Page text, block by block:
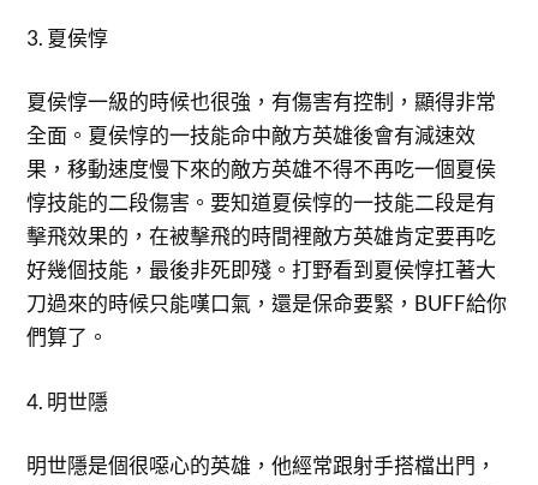
3. 夏侯惇
夏侯惇一級的時候也很強，有傷害有控制，顯得非常
全面。夏侯惇的一技能命中敵方英雄後會有減速效
果，移動速度慢下來的敵方英雄不得不再吃一個夏侯
惇技能的二段傷害。要知道夏侯惇的一技能二段是有
擊飛效果的，在被擊飛的時間裡敵方英雄肯定要再吃
好幾個技能，最後非死即殘。打野看到夏侯惇扛著大
刀過來的時候只能嘆口氣，還是保命要緊，BUFF給你
們算了。
4. 明世隱
明世隱是個很噁心的英雄，他經常跟射手搭檔出門，